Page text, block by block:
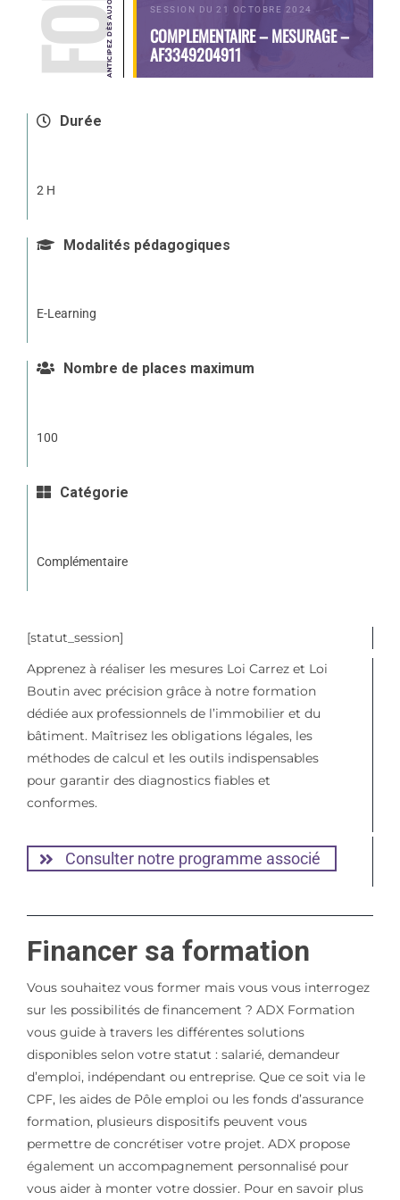
SESSION DU 21 OCTOBRE 2024
COMPLEMENTAIRE – MESURAGE –
AF3349204911
Durée
2 H
Modalités pédagogiques
E-Learning
Nombre de places maximum
100
Catégorie
Complémentaire
[statut_session]
Apprenez à réaliser les mesures Loi Carrez et Loi
Boutin avec précision grâce à notre formation
dédiée aux professionnels de l’immobilier et du
bâtiment. Maîtrisez les obligations légales, les
méthodes de calcul et les outils indispensables
pour garantir des diagnostics fiables et
conformes.
Consulter notre programme associé
Financer sa formation
Vous souhaitez vous former mais vous vous interrogez
sur les possibilités de financement ? ADX Formation
vous guide à travers les différentes solutions
disponibles selon votre statut : salarié, demandeur
d’emploi, indépendant ou entreprise. Que ce soit via le
CPF, les aides de Pôle emploi ou les fonds d’assurance
formation, plusieurs dispositifs peuvent vous
permettre de concrétiser votre projet. ADX propose
également un accompagnement personnalisé pour
vous aider à monter votre dossier. Pour en savoir plus